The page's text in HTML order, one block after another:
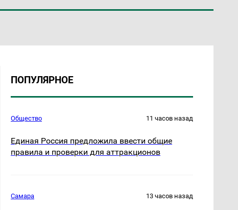
ПОПУЛЯРНОЕ
Общество 11 часов назад
Единая Россия предложила ввести общие
правила и проверки для аттракционов
Самара 13 часов назад